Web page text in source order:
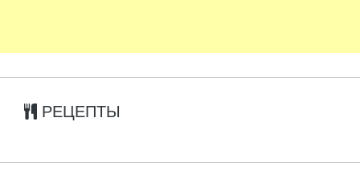
РЕЦЕПТЫ